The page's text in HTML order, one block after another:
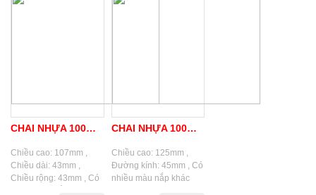
CHAI NHỰA 100ML (TPD – V04)
Chiều cao: 107mm ,
Chiều dài: 43mm ,
Chiều rộng: 43mm , Có
CHAI NHỰA 100ML (TPD – 04)
Chiều cao: 125mm ,
Đường kính: 45mm , Có
nhiều màu nắp khác